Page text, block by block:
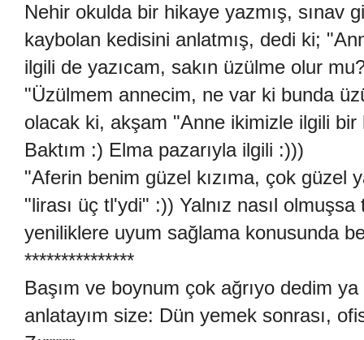
Nehir okulda bir hikaye yazmış, sınav
kaybolan kedisini anlatmış, dedi ki;
ilgili de yazıcam, sakın üzülme olur
"Üzülmem annecim, ne var ki bunda
olacak ki, akşam "Anne ikimizle ilgili bir
Baktım :) Elma pazarıyla ilgili :)))
"Aferin benim güzel kızıma, çok güzel
"lirası üç tl'ydi" :)) Yalnız nasıl
yeniliklere uyum sağlama konusunda
***************
Başım ve boynum çok ağrıyo dedim
anlatayım size: Dün yemek sonrası,